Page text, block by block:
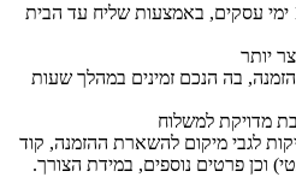
ההזמנה תסופק בתוך כ-14 ימי עסקים, באמצעות שליח עד הבית
יותר
בה הנכם זמינים במהלך שעות
מדויקת למשלוח
לגבי מיקום להשארת ההזמנה, קוד
וכן פרטים נוספים, במידת הצורך.